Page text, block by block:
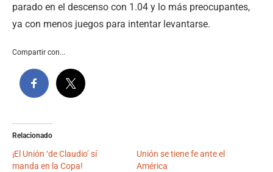
parado en el descenso con 1.04 y lo más preocupantes,
ya con menos juegos para intentar levantarse.
Compartir con...
Relacionado
¡El Unión ‘de Claudio’ sí
manda en la Copa!
Unión se tiene fe ante el
América